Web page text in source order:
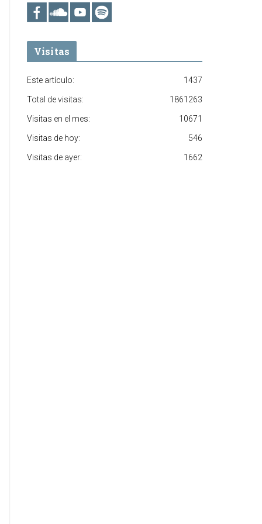
Visitas
1437
Este artículo:
1861263
Total de visitas:
10671
Visitas en el mes:
546
Visitas de hoy:
1662
Visitas de ayer: